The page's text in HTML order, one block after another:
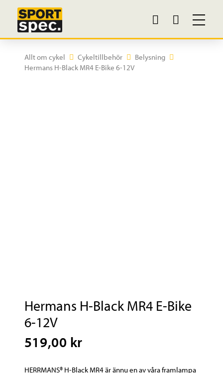
Allt om cykel Cykeltillbehör
Belysning
Hermans H-Black MR4 E-Bike 6-12V
Hermans H-Black MR4 E-Bike
6-12V
519,00 kr
HERRMANS® H-Black MR4 är ännu en av våra framlampa